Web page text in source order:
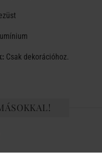
Csak dekorációhoz.